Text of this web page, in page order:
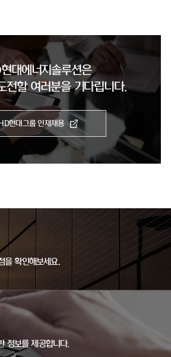
대에너지솔루션은
전할 여러분을 기다립니다.
HD현대그룹 인재채용
을 확인해보세요.
정보를 제공합니다.